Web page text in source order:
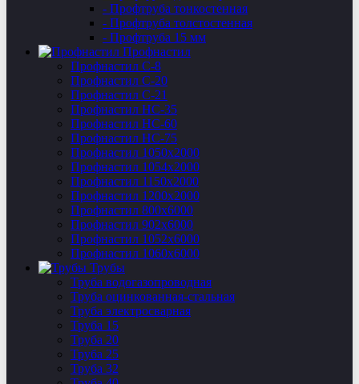
- Профтруба тонкостенная
- Профтруба толстостенная
- Профтруба 15 мм
Профнастил
Профнастил C-8
Профнастил С-20
Профнастил C-21
Профнастил НС-35
Профнастил НС-60
Профнастил НС-75
Профнастил 1050х2000
Профнастил 1054х2000
Профнастил 1150х2000
Профнастил 1200х2000
Профнастил 800х6000
Профнастил 902х6000
Профнастил 1052х6000
Профнастил 1060х6000
Трубы
Труба водогазопроводная
Труба оцинкованная-стальная
Труба электросварная
Труба 15
Труба 20
Труба 25
Труба 32